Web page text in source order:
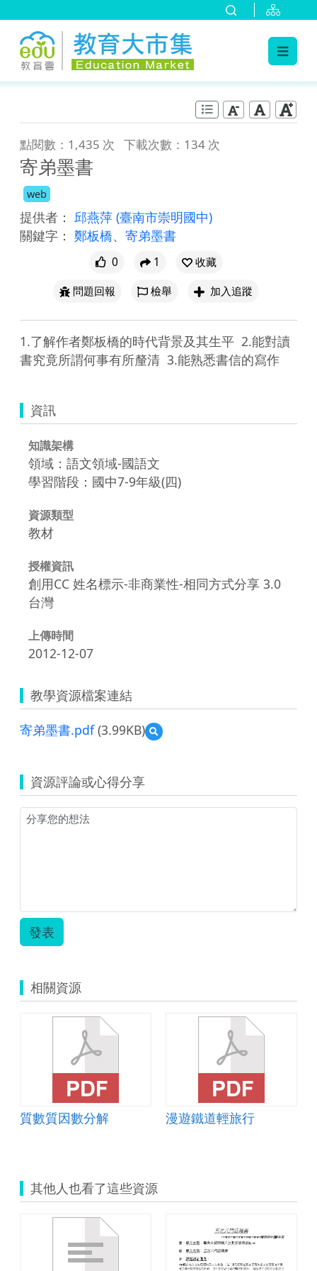
點閱數：1,435 次 下載次數：134 次
寄弟墨書
web
提供者： 邱燕萍 (臺南市崇明國中)
關鍵字： 鄭板橋、 寄弟墨書
0 1
收藏
問題回報
檢舉 加入追蹤
1.了解作者鄭板橋的時代背景及其生平  2.能對讀
書究竟所謂何事有所釐清  3.能熟悉書信的寫作
資訊
知識架構
領域：語文領域-國語文
學習階段：國中7-9年級(四)
資源類型
教材
授權資訊
創用CC 姓名標示-非商業性-相同方式分享 3.0
台灣
上傳時間
2012-12-07
教學資源檔案連結
寄弟墨書.pdf(3.99KB)
預
覽
書.pdf
資源評論或心得分享
發表
相關資源
質數質因數分解 漫遊鐵道輕旅行
其他人也看了這些資源